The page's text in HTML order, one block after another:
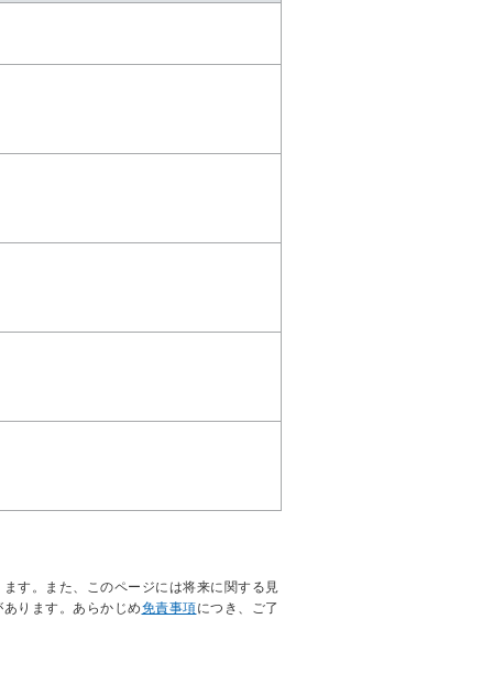
す。また、このページには将来に関する見
ります。あらかじめ免責事項につき、ご了